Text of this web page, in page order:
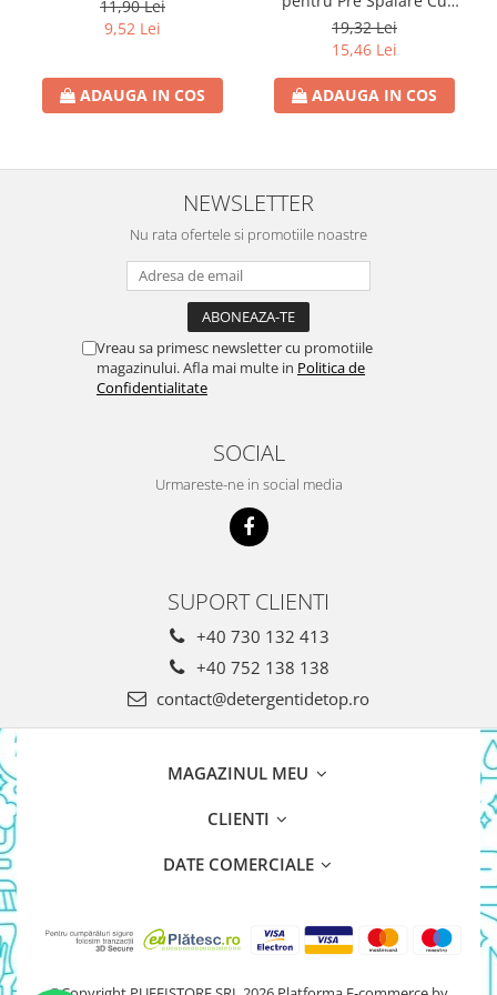
Rezerva Odorizant Camera Air Wick
11,90 Lei
9,52 Lei
ADAUGA IN COS
Pulverizator 250ml
19,32 Lei
15,46 Lei
ADAUGA IN COS
NEWSLETTER
Nu rata ofertele si promotiile noastre
Vreau sa primesc newsletter cu promotiile
magazinului. Afla mai multe in Politica de
Confidentialitate
SOCIAL
Urmareste-ne in social media
SUPORT CLIENTI
+40 730 132 413
+40 752 138 138
contact@detergentidetop.ro
MAGAZINUL MEU
CLIENTI
DATE COMERCIALE